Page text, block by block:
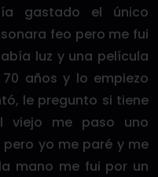
gastado el único
feo pero me fui
luz y una película
años y lo empiezo
le pregunto si tiene
viejo me paso uno
yo me paré y me
mano me fui por un